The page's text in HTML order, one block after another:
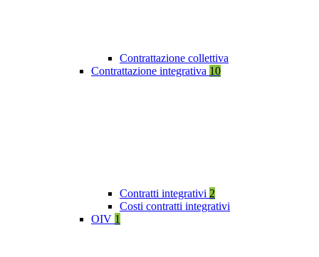
Contrattazione collettiva
Contrattazione integrativa 10
Contratti integrativi 2
Costi contratti integrativi
OIV 1